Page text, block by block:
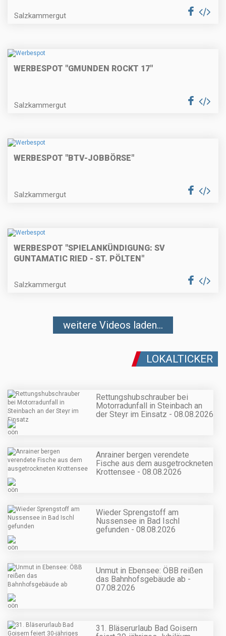
Salzkammergut
WERBESPOT "GMUNDEN ROCKT 17"
Salzkammergut
WERBESPOT "BTV-JOBBÖRSE"
Salzkammergut
WERBESPOT "SPIELANKÜNDIGUNG: SV
GUNTAMATIC RIED - ST. PÖLTEN"
Salzkammergut
weitere Videos laden...
LOKALTICKER
Rettungshubschrauber bei
Motorradunfall in Steinbach an
der Steyr im Einsatz - 08.08.2026
Anrainer bergen verendete
Fische aus dem ausgetrockneten
Krottensee - 08.08.2026
Wieder Sprengstoff am
Nussensee in Bad Ischl
gefunden - 08.08.2026
Unmut in Ebensee: ÖBB reißen
das Bahnhofsgebäude ab -
07.08.2026
31. Bläserurlaub Bad Goisern